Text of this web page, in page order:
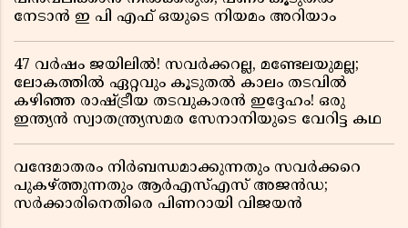
നേടാൻ ഇ പി എഫ് ഒയുടെ നിയമം അറിയാം
47 വർഷം ജയിലിൽ! സവർക്കറല്ല, മണ്ടേലയുമല്ല;
ലോകത്തിൽ ഏറ്റവും കൂടുതൽ കാലം തടവിൽ
കഴിഞ്ഞ രാഷ്ട്രീയ തടവുകാരൻ ഇദ്ദേഹം! ഒരു
ഇന്ത്യൻ സ്വാതന്ത്ര്യസമര സേനാനിയുടെ വേറിട്ട കഥ
വന്ദേമാതരം നിർബന്ധമാക്കുന്നതും സവർക്കറെ
പുകഴ്ത്തുന്നതും ആർഎസ്എസ് അജൻഡ;
സർക്കാരിനെതിരെ പിണറായി വിജയൻ